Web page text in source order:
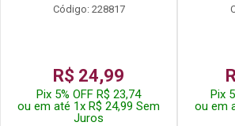
Código: 228817
R$ 24,99
Pix 5% OFF R$ 23,74
ou em até 1x R$ 24,99 Sem
Juros
Pix
ou em